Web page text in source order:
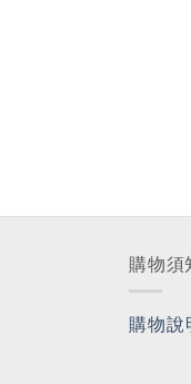
購物須
購物說